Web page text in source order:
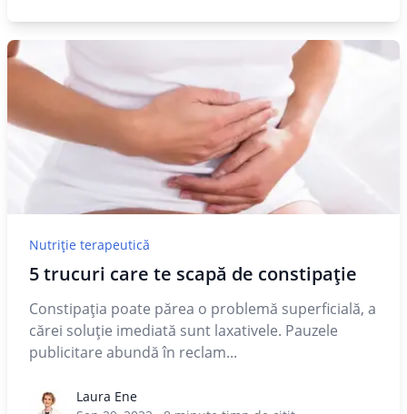
Nutriție terapeutică
5 trucuri care te scapă de constipație
Constipația poate părea o problemă superficială, a
cărei soluție imediată sunt laxativele. Pauzele
publicitare abundă în reclam...
Laura EneLaura Ene